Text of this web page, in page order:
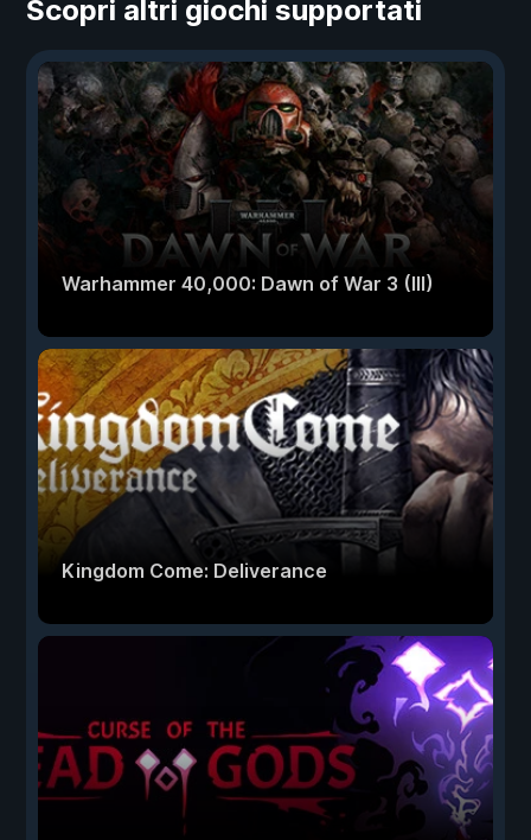
Scopri altri giochi supportati
Warhammer 40,000: Dawn of War 3 (III)
Kingdom Come: Deliverance